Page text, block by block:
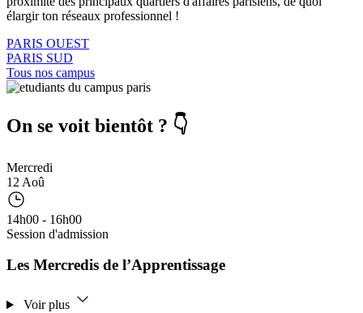
élargir ton réseaux professionnel !
PARIS OUEST
PARIS SUD
Tous nos campus
On se voit bientôt ? 👇
Mercredi
12 Aoû
14h00 - 16h00
Session d'admission
Les Mercredis de l’Apprentissage
Voir plus